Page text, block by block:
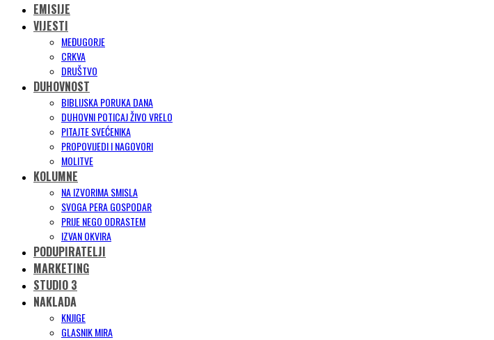
EMISIJE
VIJESTI
MEĐUGORJE
CRKVA
DRUŠTVO
DUHOVNOST
BIBLIJSKA PORUKA DANA
DUHOVNI POTICAJ ŽIVO VRELO
PITAJTE SVEĆENIKA
PROPOVIJEDI I NAGOVORI
MOLITVE
KOLUMNE
NA IZVORIMA SMISLA
SVOGA PERA GOSPODAR
PRIJE NEGO ODRASTEM
IZVAN OKVIRA
PODUPIRATELJI
MARKETING
STUDIO 3
NAKLADA
KNJIGE
GLASNIK MIRA